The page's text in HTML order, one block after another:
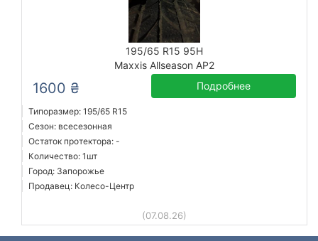
195/65 R15 95H
Maxxis Allseason AP2
1600 ₴ Подробнее
Типоразмер: 195/65 R15
Сезон: всесезонная
Остаток протектора: -
Количество: 1шт
Город: Запорожье
Продавец: Колесо-Центр
(07.08.26)